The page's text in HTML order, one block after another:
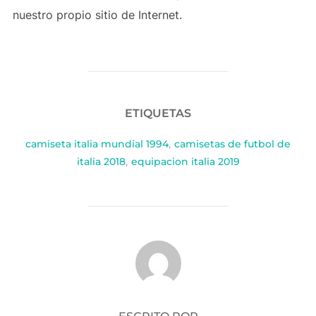
nuestro propio sitio de Internet.
ETIQUETAS
camiseta italia mundial 1994, camisetas de futbol de
italia 2018, equipacion italia 2019
AUTOR DE LA PUBLICACIÓN